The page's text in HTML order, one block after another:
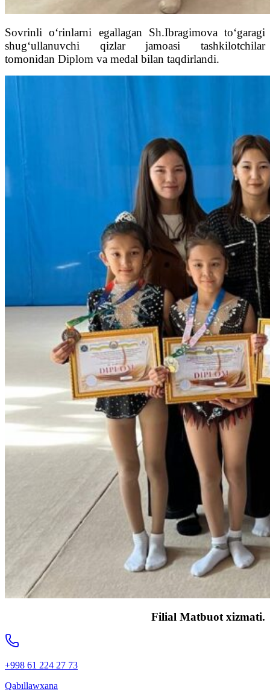
Sovrinli o‘rinlarni egallagan Sh.Ibragimova to‘garagi
shug‘ullanuvchi qizlar jamoasi tashkilotchilar
tomonidan Diplom va medal bilan taqdirlandi.
Filial Matbuot xizmati.
+998 61 224 27 73
Qabıllawxana